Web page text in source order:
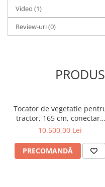
Video (1)
Review-uri(0)
Tocator de vegetatie
tractor, 165 cm, conectare
cardan tractor, MKD165
10.500,00 Lei
PRECOMANDĂ